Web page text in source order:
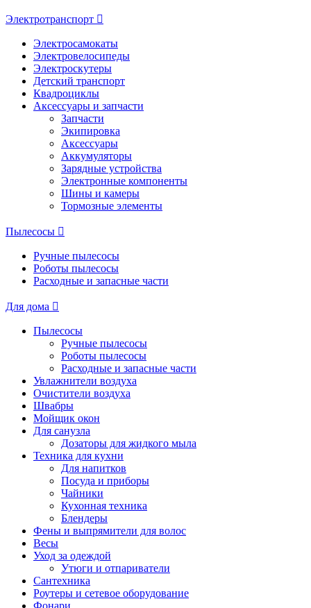
Электротранспорт
Электросамокаты
Электровелосипеды
Электроскутеры
Детский транспорт
Квадроциклы
Аксессуары и запчасти
Запчасти
Экипировка
Аксессуары
Аккумуляторы
Зарядные устройства
Электронные компоненты
Шины и камеры
Тормозные элементы
Пылесосы
Ручные пылесосы
Роботы пылесосы
Расходные и запасные части
Для дома
Пылесосы
Ручные пылесосы
Роботы пылесосы
Расходные и запасные части
Увлажнители воздуха
Очистители воздуха
Швабры
Мойщик окон
Для санузла
Дозаторы для жидкого мыла
Техника для кухни
Для напитков
Посуда и приборы
Чайники
Кухонная техника
Блендеры
Фены и выпрямители для волос
Весы
Уход за одеждой
Утюги и отпариватели
Сантехника
Роутеры и сетевое оборудование
Фонари